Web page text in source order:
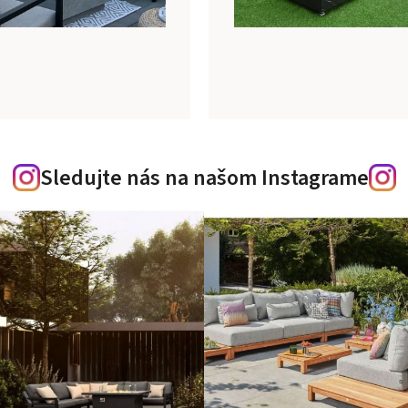
Sledujte nás na našom Instagrame